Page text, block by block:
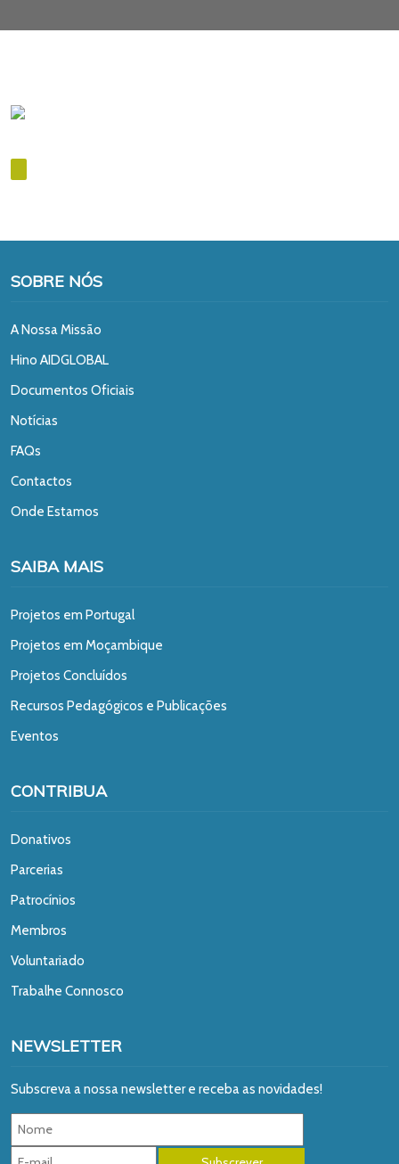
SOBRE NÓS
A Nossa Missão
Hino AIDGLOBAL
Documentos Oficiais
Notícias
FAQs
Contactos
Onde Estamos
SAIBA MAIS
Projetos em Portugal
Projetos em Moçambique
Projetos Concluídos
Recursos Pedagógicos e Publicações
Eventos
CONTRIBUA
Donativos
Parcerias
Patrocínios
Membros
Voluntariado
Trabalhe Connosco
NEWSLETTER
Subscreva a nossa newsletter e receba as novidades!